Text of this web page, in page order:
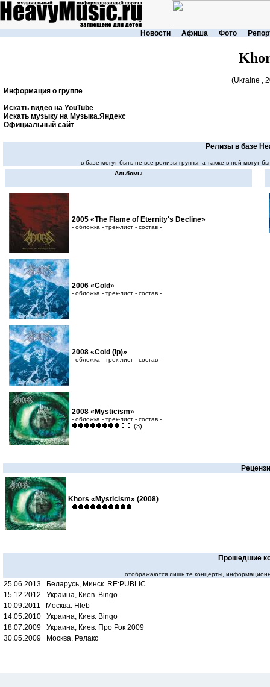
Новости Афиша Фото
(Ukraine ,
Информация о группе
Искать видео на YouTube
Искать музыку на Музыка.Яндекс
Официальный сайт
Релизы в базе
в базе могут быть не все релизы группы, а также в ней
Альбомы
2005 «The Flame of Eternity's Decline»
- обложка - трек-лист - состав -
2006 «Cold»
- обложка - трек-лист - состав -
2008 «Cold (lp)»
- обложка - трек-лист - состав -
2008 «Mysticism»
- обложка - трек-лист - состав -
(3)
Khors «Mysticism» (2008)
Прошедшие
отображаются лишь те концерты,
25.06.2013 Беларусь, Минск. RE:PUBLIC
15.12.2012 Украина, Киев. Bingo
10.09.2011 Москва. Hleb
14.05.2010 Украина, Киев. Bingo
18.07.2009 Украина, Киев. Про Рок 2009
30.05.2009 Москва. Релакс